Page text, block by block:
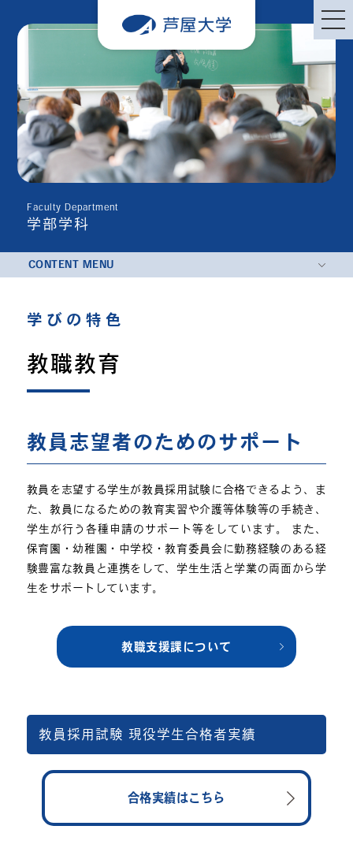
Faculty Department
学部学科
CONTENT MENU
学びの特色
教職教育
教員志望者のためのサポート
教員を志望する学生が教員採用試験に合格できるよう、ま
た、教員になるための教育実習や介護等体験等の手続き、
学生が行う各種申請のサポート等をしています。 また、
保育園・幼稚園・中学校・教育委員会に勤務経験のある経
験豊富な教員と連携をして、学生生活と学業の両面から学
生をサポートしています。
教職支援課について
教員採用試験 現役学生合格者実績
合格実績はこちら